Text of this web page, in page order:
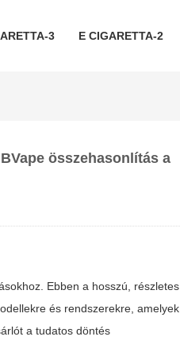
3 E CIGARETTA-2
összehasonlítás a
Ebben a hosszú, részletes
és rendszerekre, amelyek
a tudatos döntés